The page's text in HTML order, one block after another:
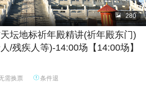
 280
坛地标祈年殿精讲(祈年殿东门)
/残疾人等)-14:00场【14:00场】
需换票 条件退